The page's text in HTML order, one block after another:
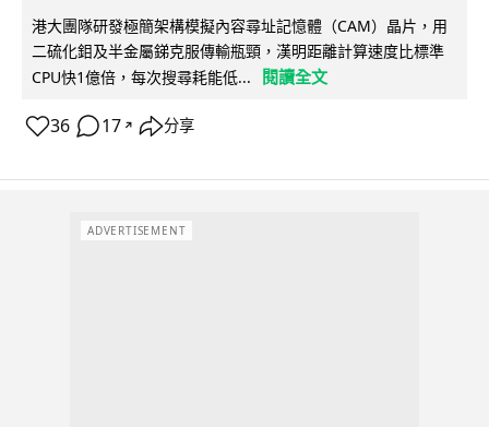
港大團隊研發極簡架構模擬內容尋址記憶體（CAM）晶片，用
二硫化鉬及半金屬銻克服傳輸瓶頸，漢明距離計算速度比標準
CPU快1億倍，每次搜尋耗能低...
閱讀全文
36 17 ↗ 分享
ADVERTISEMENT